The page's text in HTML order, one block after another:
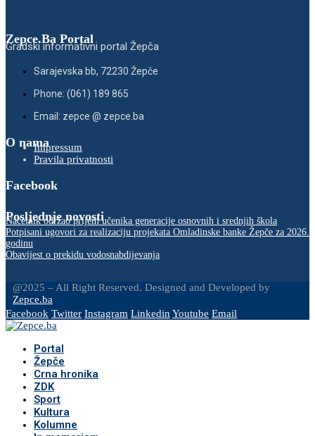
Zepce.Ba Portal
Gradski informativni portal Žepča
Sarajevska bb, 72230 Žepče
Phone: (061) 189 865
Email: zepce @ zepce.ba
O namaImpressum
Pravila privatnosti
Facebook
Posljednje novosti
Načelnik održao prijem učenika generacije osnovnih i srednjih škola
Potpisani ugovori za realizaciju projekata Omladinske banke Žepče za 2026.
godinu
Obavijest o prekidu vodosnabdijevanja
@2025 – All Right Reserved. Designed and Developed by
Zepce.ba
Facebook Twitter Instagram LinkedinYoutube Email
Portal
Žepče
Crna hronika
ZDK
Sport
Kultura
Kolumne